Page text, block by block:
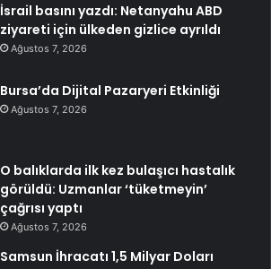
İsrail basını yazdı: Netanyahu ABD
ziyareti için ülkeden gizlice ayrıldı
Ağustos 7, 2026
Bursa’da Dijital Pazaryeri Etkinliği
Ağustos 7, 2026
O balıklarda ilk kez bulaşıcı hastalık
görüldü: Uzmanlar ‘tüketmeyin’
çağrısı yaptı
Ağustos 7, 2026
Samsun İhracatı 1,5 Milyar Doları